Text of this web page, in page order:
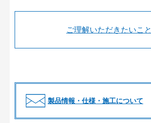
ご理解いただきたいこと
製品情報・仕様・施工について